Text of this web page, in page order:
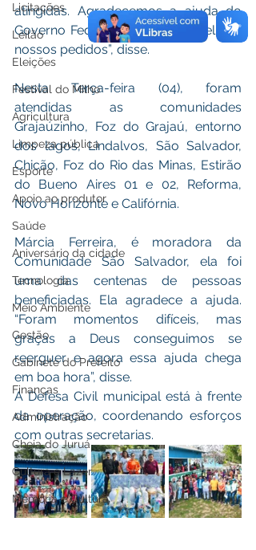
Licitações
Leilão
Eleições
Festival do Milho
Agricultura
Limpeza pública
Esporte
Apoio ao produtor
Saúde
Aniversário da cidade
Tecnologia
Meio Ambiente
Gestão
Gabinete do Prefeito
Finanças
Administração
Cheia do Juruá
Cultura e Lazer
Memória e Cultura
atingidas. Agradecemos a ajuda do
Governo Federal que foi sensível aos
nossos pedidos”, disse.
Nesta Terça-feira (04), foram
atendidas as comunidades
Grajaúzinho, Foz do Grajaú, entorno
dos lagos, Lindalvos, São Salvador,
Chicão, Foz do Rio das Minas, Estirão
do Bueno Aires 01 e 02, Reforma,
Novo Horizonte e Califórnia.
Márcia Ferreira, é moradora da
Comunidade São Salvador, ela foi
uma das centenas de pessoas
beneficiadas. Ela agradece a ajuda.
“Foram momentos difíceis, mas
graças a Deus conseguimos se
reerguer e agora essa ajuda chega
em boa hora”, disse.
A Defesa Civil municipal está à frente
da operação, coordenando esforços
com outras secretarias.